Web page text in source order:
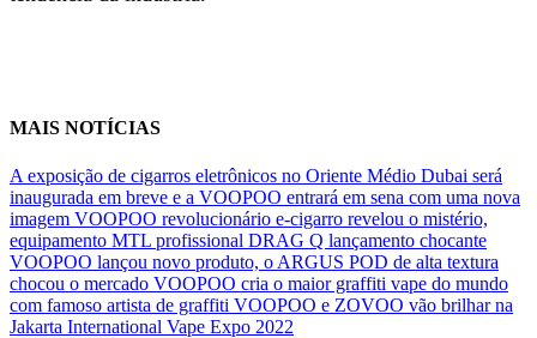
MAIS NOTÍCIAS
A exposição de cigarros eletrônicos no Oriente Médio Dubai será
inaugurada em breve e a VOOPOO entrará em sena com uma nova
imagem VOOPOO revolucionário e-cigarro revelou o mistério,
equipamento MTL profissional DRAG Q lançamento chocante
VOOPOO lançou novo produto, o ARGUS POD de alta textura
chocou o mercado VOOPOO cria o maior graffiti vape do mundo
com famoso artista de graffiti VOOPOO e ZOVOO vão brilhar na
Jakarta International Vape Expo 2022